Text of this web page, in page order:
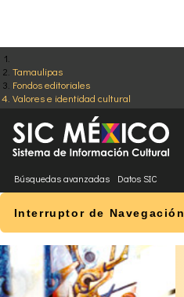
Tamaulipas
Fondos editoriales
Valores e identidad cultural
Búsquedas avanzadas Datos SIC
Interruptor de Navegación